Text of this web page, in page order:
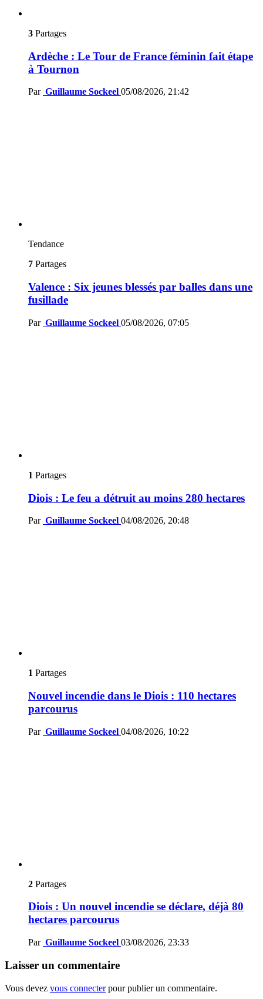
3 Partages
Ardèche : Le Tour de France féminin fait étape
à Tournon
Par Guillaume Sockeel 05/08/2026, 21:42
Tendance
7 Partages
Valence : Six jeunes blessés par balles dans une
fusillade
Par Guillaume Sockeel 05/08/2026, 07:05
1 Partages
Diois : Le feu a détruit au moins 280 hectares
Par Guillaume Sockeel 04/08/2026, 20:48
1 Partages
Nouvel incendie dans le Diois : 110 hectares
parcourus
Par Guillaume Sockeel 04/08/2026, 10:22
2 Partages
Diois : Un nouvel incendie se déclare, déjà 80
hectares parcourus
Par Guillaume Sockeel 03/08/2026, 23:33
Laisser un commentaire
Vous devez vous connecterpour publier un commentaire.